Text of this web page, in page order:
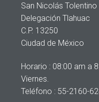
San Nicolás Tolentino
Delegación Tlahuac
C.P. 13250
Ciudad de México
Horario : 08:00 am a
Viernes.
Teléfono : 55-2160-